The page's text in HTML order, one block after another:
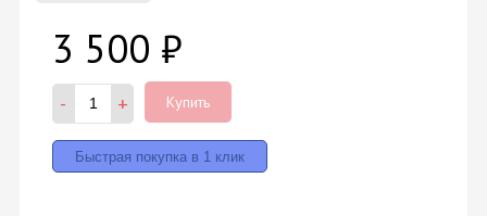
3 500 ₽
- + Купить